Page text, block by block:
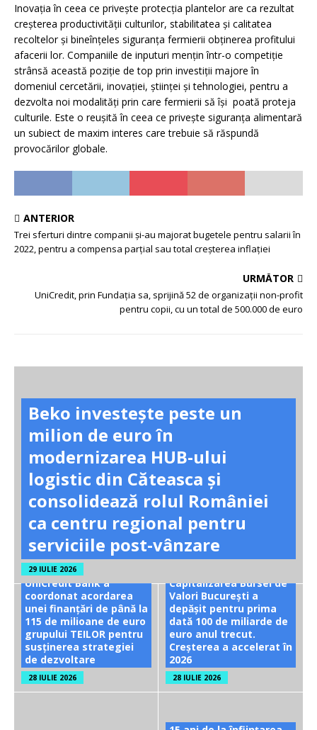
Inovația în ceea ce privește protecția plantelor are ca rezultat
creșterea productivității culturilor, stabilitatea şi calitatea
recoltelor şi bineînţeles siguranţa fermierii obţinerea profitului
afacerii lor. Companiile de inputuri mențin într-o competiţie
strânsă această poziție de top prin investiții majore în
domeniul cercetării, inovaţiei, științei și tehnologiei, pentru a
dezvolta noi modalități prin care fermierii să îşi poată proteja
culturile. Este o reuşită în ceea ce priveşte siguranţa alimentară
un subiect de maxim interes care trebuie să răspundă
provocărilor globale.
ANTERIOR
Trei sferturi dintre companii și-au majorat bugetele pentru salarii în
2022, pentru a compensa parțial sau total creșterea inflației
URMĂTOR
UniCredit, prin Fundația sa, sprijină 52 de organizații non-profit
pentru copii, cu un total de 500.000 de euro
Beko investește peste un
milion de euro în
modernizarea HUB-ului
logistic din Căteasca și
consolidează rolul României
ca centru regional pentru
serviciile post-vânzare
29 IULIE 2026
UniCredit Bank a
coordonat acordarea
unei finanțări de până la
115 de milioane de euro
grupului TEILOR pentru
susținerea strategiei
de dezvoltare
28 IULIE 2026
Capitalizarea Bursei de
Valori București a
depășit pentru prima
dată 100 de miliarde de
euro anul trecut.
Creșterea a accelerat în
2026
28 IULIE 2026